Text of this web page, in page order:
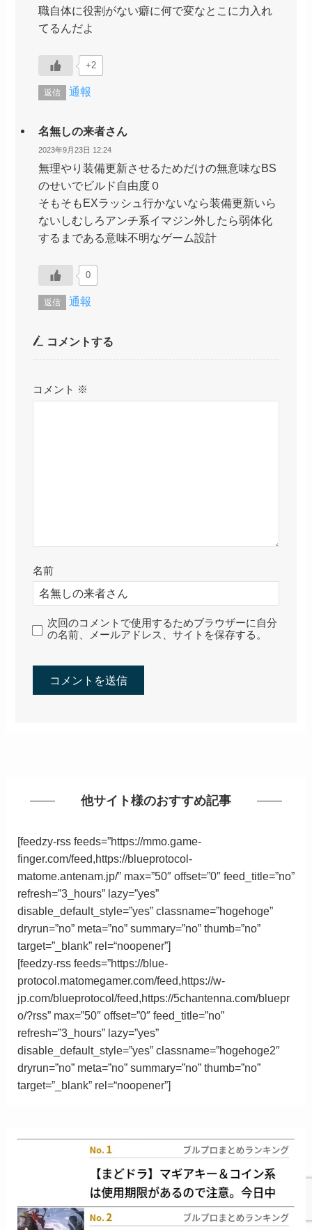
職自体に役割がない癖に何で変なとこに力入れ
てるんだよ
+2
返信 通報
名無しの来者さん
2023年9月23日 12:24
無理やり装備更新させるためだけの無意味なBS
のせいでビルド自由度０
そもそもEXラッシュ行かないなら装備更新いら
ないしむしろアンチ系イマジン外したら弱体化
するまである意味不明なゲーム設計
0
返信 通報
コメントする
コメント ※
名前
次回のコメントで使用するためブラウザーに自分
の名前、メールアドレス、サイトを保存する。
他サイト様のおすすめ記事
[feedzy-rss feeds=”https://mmo.game-
finger.com/feed,https://blueprotocol-
matome.antenam.jp/” max=”50″ offset=”0″ feed_title=”no”
refresh=”3_hours” lazy=”yes”
disable_default_style=”yes” classname=”hogehoge”
dryrun=”no” meta=”no” summary=”no” thumb=”no”
target=”_blank” rel=“noopener”]
[feedzy-rss feeds=”https://blue-
protocol.matomegamer.com/feed,https://w-
jp.com/blueprotocol/feed,https://5chantenna.com/bluepr
o/?rss” max=”50″ offset=”0″ feed_title=”no”
refresh=”3_hours” lazy=”yes”
disable_default_style=”yes” classname=”hogehoge2″
dryrun=”no” meta=”no” summary=”no” thumb=”no”
target=”_blank” rel=“noopener”]